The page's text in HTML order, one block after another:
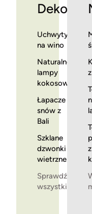
Uchwyty
na wino
Naturalne
lampy
kokosowe
Łapacze
snów z
Bali
Szklane
dzwonki
wietrzne
Sprawdź
wszystkie
z